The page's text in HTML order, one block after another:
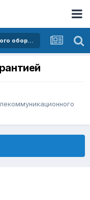
Покупка и продажа телекоммуникационного оборудования